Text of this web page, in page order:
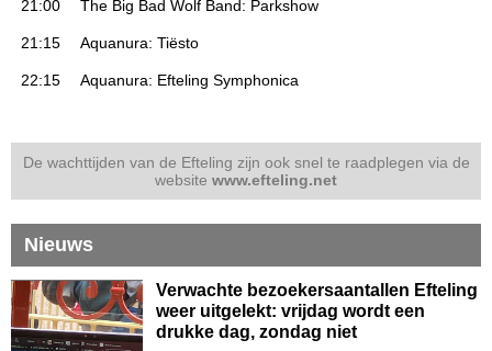
21:00 The Big Bad Wolf Band: Parkshow
21:15 Aquanura: Tiësto
22:15 Aquanura: Efteling Symphonica
De wachttijden van de Efteling zijn ook snel te raadplegen via de
website www.efteling.net
Nieuws
Verwachte bezoekersaantallen Efteling
weer uitgelekt: vrijdag wordt een
drukke dag, zondag niet